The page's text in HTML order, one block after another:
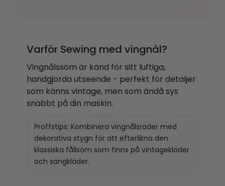
Varför Sewing med vingnål?
Vingnålssöm är känd för sitt luftiga,
handgjorda utseende - perfekt för detaljer
som känns vintage, men som ändå sys
snabbt på din maskin.
Proffstips: Kombinera vingnålsrader med
dekorativa stygn för att efterlikna den
klassiska fållsöm som finns på vintagekläder
och sängkläder.